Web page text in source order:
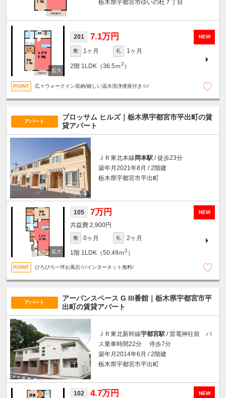
栃木県宇都宮市ゆいの杜７丁目
NEW
201 7.1万円
敷 1ヶ月 礼 1ヶ月
2階 1LDK（36.5ｍ2 ）
広々ウォークイン収納/嬉しい温水洗浄便座付き☆/
アパート
ブロッサム ヒルズ｜栃木県宇都宮市平出町の賃
貸アパート
ＪＲ東北本線岡本駅 / 徒歩23分
築年月2021年8月 / 2階建
栃木県宇都宮市平出町
NEW
105 7万円
2,900円
敷 0ヶ月 礼 2ヶ月
1階 1LDK（50.49ｍ2 ）
ひろびろ一坪お風呂☆/インターネット無料/
アパート
アーバンスペース G III番館｜栃木県宇都宮市平
出町の賃貸アパート
ＪＲ東北新幹線宇都宮駅 / 雷電神社前 バ
ス乗車時間22分 停歩7分
築年月2014年6月 / 2階建
栃木県宇都宮市平出町
NEW
102 4.7万円